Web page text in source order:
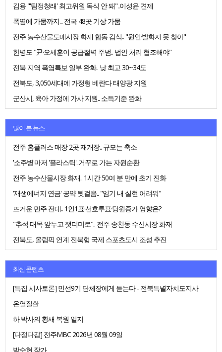
김용 "'팀정청래' 최고위원 독식 안 돼"..이성윤 견제
폭염에 가뭄까지... 전국 48곳 기상 가뭄
전주 농수산물도매시장 화재 합동 감식.. "원인·발화지 못 찾아"
한병도 "尹·오세훈이 공급절벽 주범.. 법안 처리 협조해야"
전북 지역 폭염특보 일부 완화.. 낮 최고 30~34도
전북도, 3,050세대에 가정형 베란다 태양광 지원
군산시, 육아 가정에 가사 지원.. 소득기준 완화
많이 본 뉴스
전주 홈플러스 매장 2곳 재개장.. 규모는 축소
'소주병'마저 '플라스틱'..거꾸로 가는 자원순환
전주 농수산물시장 화재.. 1시간 50여 분 만에 초기 진화
'재생에너지 연금' 공약 뒷걸음.. "임기 내 실현 어려워"
뜨거운 민주 전대.. 1인1표·선호투표·당원증가 영향은?
"추석 대목 앞두고 잿더미로".. 전주 송천동 수산시장 화재
전북도, 올림픽 연계 전북형 국제 스포츠도시 조성 추진
최신 콘텐츠
[특집 시사토론] 민선9기 단체장에게 듣는다 - 전북특별자치도지사
온열질환
하 박사의 황새 복원 일지
[다정다감] 전주MBC 2026년 08월 09일
박수현 작가